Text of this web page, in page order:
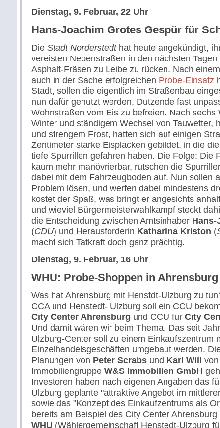
Dienstag, 9. Februar, 22 Uhr
Hans-Joachim Grotes Gespür für
Die Stadt Norderstedthat heute angekündigt,
vereisten Nebenstraßen in den nächsten
Asphalt-Fräsen zu Leibe zu rücken. Nach
auch in der Sache erfolgreichen Probe-Einsatz
Stadt, sollen die eigentlich im Straßenbau
nun dafür genutzt werden, Dutzende fast
Wohnstraßen vom Eis zu befreien. Nach sechs
Winter und ständigem Wechsel von Tauwetter,
und strengem Frost, hatten sich auf einigen
Zentimeter starke Eisplacken gebildet, in die
tiefe Spurrillen gefahren haben. Die Folge: Die
kaum mehr manövrierbar, rutschen die
dabei mit dem Fahrzeugboden auf. Nun sollen
Problem lösen, und werfen dabei mindestens
kostet der Spaß, was bringt er angesichts
und wieviel Bürgermeisterwahlkampf steckt
die Entscheidung zwischen Amtsinhaber Hans-
(CDU) und Herausforderin Katharina Kriston (
macht sich Tatkraft doch ganz prächtig.
Dienstag, 9. Februar, 16 Uhr
WHU: Probe-Shoppen in Ahrensburg
Was hat Ahrensburg mit Henstdt-Ulzburg zu
CCA und Henstedt- Ulzburg soll ein CCU
City Center Ahrensburg und CCU für City
Und damit wären wir beim Thema. Das seit
Ulzburg-Center soll zu einem Einkaufszentrum
Einzelhandelsgeschäften umgebaut werden.
Planungen von Peter Scrabs und Karl Will
Immobiliengruppe W&S Immobilien GmbH
Investoren haben nach eigenen Angaben das
Ulzburg geplante "attraktive Angebot im
sowie das "Konzept des Einkaufzentrums als
bereits am Beispiel des City Center
WHU (Wählergemeinschaft Henstedt-Ulzburg